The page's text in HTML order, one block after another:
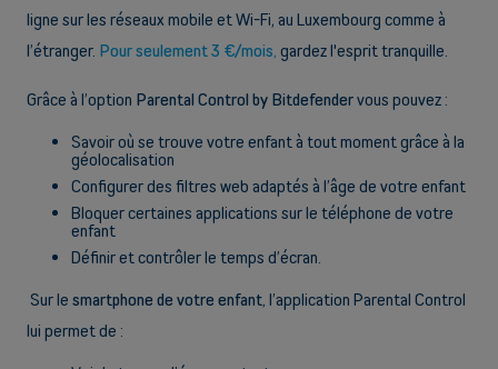
ligne sur les réseaux mobile et Wi-Fi, au Luxembourg comme à
l’étranger. Pour seulement 3 €/mois, gardez l'esprit tranquille.
Grâce à l’option Parental Control by Bitdefendervous pouvez :
Savoir où se trouve votre enfant à tout moment grâce à la
géolocalisation
Configurer des filtres web adaptés à l’âge de votre enfant
Bloquer certaines applications sur le téléphone de votre
enfant
Définir et contrôler le temps d’écran.
Sur le smartphone de votre enfant, l’application Parental Control
lui permet de :